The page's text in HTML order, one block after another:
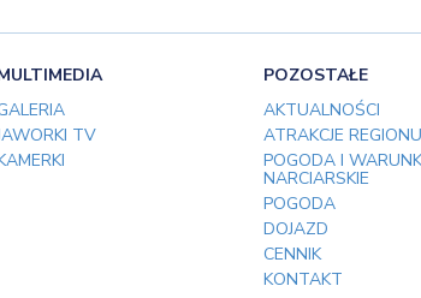
TV
POZOSTAŁE
AKTUALNOŚCI
ATRAKCJE REGIONU
POGODA I
NARCIARSKIE
POGODA
DOJAZD
CENNIK
KONTAKT